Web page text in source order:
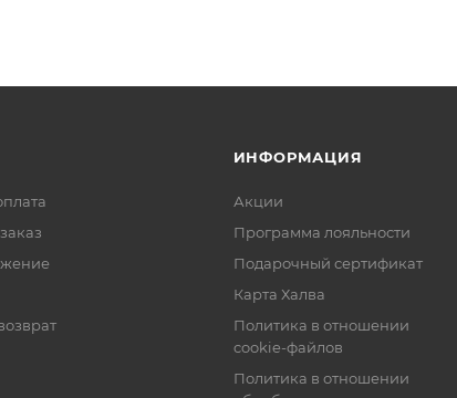
ИНФОРМАЦИЯ
Акции
Программа лояльности
Подарочный сертификат
Карта Халва
Политика в отношении
cookie-файлов
Политика в отношении